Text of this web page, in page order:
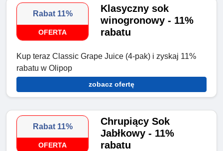
Rabat 11%
OFERTA
Klasyczny sok
winogronowy - 11%
rabatu
Kup teraz Classic Grape Juice (4-pak) i zyskaj 11%
rabatu w Olipop
zobacz ofertę
Rabat 11%
OFERTA
Chrupiący Sok
Jabłkowy - 11%
rabatu